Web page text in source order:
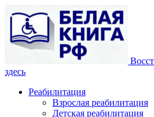
здесь
Реабилитация
Взрослая реабилитация
Детская реабилитация